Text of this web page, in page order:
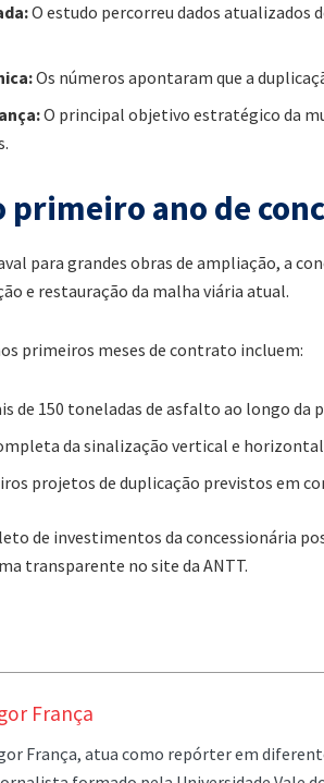
O estudo percorreu dados atualizados
Os números apontaram que a
O principal objetivo estratégico da
primeiro ano de
para grandes obras de ampliação, a
e restauração da malha viária atual.
primeiros meses de contrato incluem:
de 150 toneladas de asfalto ao longo da
da sinalização vertical e
projetos de duplicação previstos em
de investimentos da concessionária
transparente no site da ANTT.
França
França, atua como repórter em